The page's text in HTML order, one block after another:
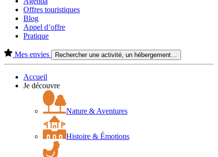
Offres touristiques
Blog
Appel d’offre
Pratique
Mes envies Rechercher une activité, un hébergement…
Accueil
Je découvre
Nature & Aventures
Histoire & Émotions